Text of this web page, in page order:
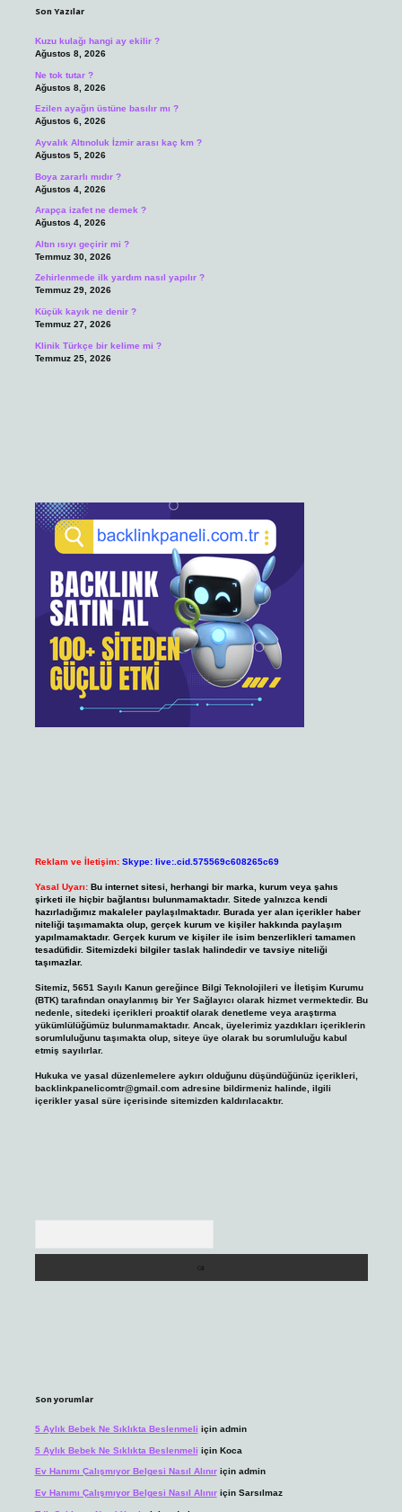
Son Yazılar
Kuzu kulağı hangi ay ekilir ?
Ağustos 8, 2026
Ne tok tutar ?
Ağustos 8, 2026
Ezilen ayağın üstüne basılır mı ?
Ağustos 6, 2026
Ayvalık Altınoluk İzmir arası kaç km ?
Ağustos 5, 2026
Boya zararlı mıdır ?
Ağustos 4, 2026
Arapça izafet ne demek ?
Ağustos 4, 2026
Altın ısıyı geçirir mi ?
Temmuz 30, 2026
Zehirlenmede ilk yardım nasıl yapılır ?
Temmuz 29, 2026
Küçük kayık ne denir ?
Temmuz 27, 2026
Klinik Türkçe bir kelime mi ?
Temmuz 25, 2026
Reklam ve İletişim: Skype: live:.cid.575569c608265c69
Yasal Uyarı: Bu internet sitesi, herhangi bir marka, kurum veya şahıs
şirketi ile hiçbir bağlantısı bulunmamaktadır. Sitede yalnızca kendi
hazırladığımız makaleler paylaşılmaktadır. Burada yer alan içerikler haber
niteliği taşımamakta olup, gerçek kurum ve kişiler hakkında paylaşım
yapılmamaktadır. Gerçek kurum ve kişiler ile isim benzerlikleri tamamen
tesadüfidir. Sitemizdeki bilgiler taslak halindedir ve tavsiye niteliği
taşımazlar.
Sitemiz, 5651 Sayılı Kanun gereğince Bilgi Teknolojileri ve İletişim Kurumu
(BTK) tarafından onaylanmış bir Yer Sağlayıcı olarak hizmet vermektedir. Bu
nedenle, sitedeki içerikleri proaktif olarak denetleme veya araştırma
yükümlülüğümüz bulunmamaktadır. Ancak, üyelerimiz yazdıkları içeriklerin
sorumluluğunu taşımakta olup, siteye üye olarak bu sorumluluğu kabul
etmiş sayılırlar.
Hukuka ve yasal düzenlemelere aykırı olduğunu düşündüğünüz içerikleri,
backlinkpanelicomtr@gmail.comadresine bildirmeniz halinde, ilgili
içerikler yasal süre içerisinde sitemizden kaldırılacaktır.
Son yorumlar
5 Aylık Bebek Ne Sıklıkta Beslenmeli için admin
5 Aylık Bebek Ne Sıklıkta Beslenmeli için Koca
Ev Hanımı Çalışmıyor Belgesi Nasıl Alınıriçin admin
Ev Hanımı Çalışmıyor Belgesi Nasıl Alınıriçin Sarsılmaz